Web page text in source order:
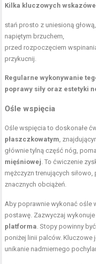
Kilka kluczowych
stań prosto z uniesioną głową,
napiętym brzuchem,
przed rozpoczęciem
przykucnij.
Regularne wykonywanie
poprawy siły oraz estetyki
Ośle wspięcia
Ośle wspięcia to doskonałe
płaszczkowatym,
głównie tylną część nóg,
mięśniowej. To ćwiczenie
mężczyzn trenujących
znacznych obciążeń.
Aby poprawnie wykonać ośle
postawę. Zazwyczaj
platforma. Stopy powinny
poniżej linii palców. Kluczowe
unikanie nadmiernego